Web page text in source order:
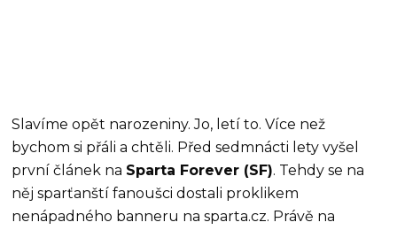
Slavíme opět narozeniny. Jo, letí to. Více než
bychom si přáli a chtěli. Před sedmnácti lety vyšel
první článek na Sparta Forever (SF). Tehdy se na
něj sparťanští fanoušci dostali proklikem
nenápadného banneru na sparta.cz. Právě na